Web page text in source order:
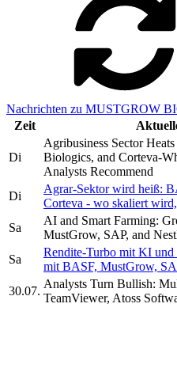
Nachrichten zu MUSTGROW
Zeit
Di
Agribusiness Sector
Biologics, and Corteva-
Analysts Recommend
Di
Agrar-Sektor wird heiß:
Corteva - wo skaliert
Sa
AI and Smart Farming:
MustGrow, SAP, and
Sa
Rendite-Turbo mit KI
mit BASF, MustGrow,
30.07.
Analysts Turn Bullish:
TeamViewer, Atoss